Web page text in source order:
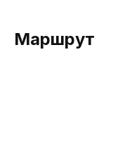
Маршрут